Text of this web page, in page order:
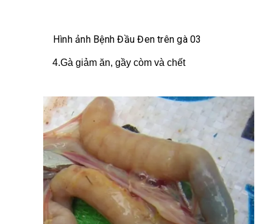
Hình ảnh Bệnh Đầu Đen trên gà 03
4.Gà giảm ăn, gầy còm và chết